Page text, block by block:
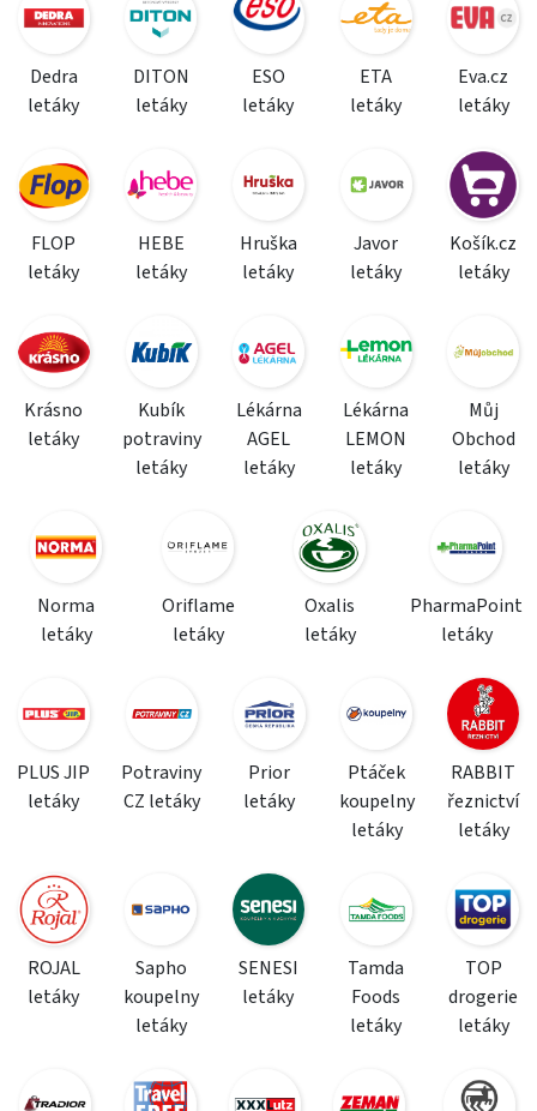
Dedra
letáky
DITON
letáky
ESO
letáky
ETA
letáky
Eva.cz
letáky
FLOP
letáky
HEBE
letáky
Hruška
letáky
Javor
letáky
Košík.cz
letáky
Krásno
letáky
Kubík
potraviny
letáky
Lékárna
AGEL
letáky
Lékárna
LEMON
letáky
Můj
Obchod
letáky
Norma
letáky
Oriflame
letáky
Oxalis
letáky
PharmaPoint
letáky
PLUS JIP
letáky
Potraviny
CZ letáky
Prior
letáky
Ptáček
koupelny
letáky
RABBIT
řeznictví
letáky
ROJAL
letáky
Sapho
koupelny
letáky
SENESI
letáky
Tamda
Foods
letáky
TOP
drogerie
letáky